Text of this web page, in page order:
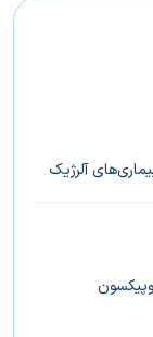
آلرژیک